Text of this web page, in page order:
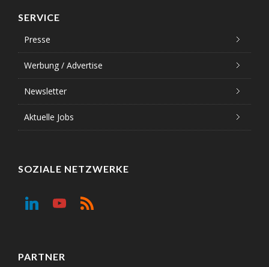
SERVICE
Presse
Werbung / Advertise
Newsletter
Aktuelle Jobs
SOZIALE NETZWERKE
PARTNER